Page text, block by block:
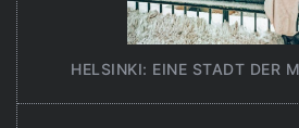
HELSINKI: EINE STADT DER